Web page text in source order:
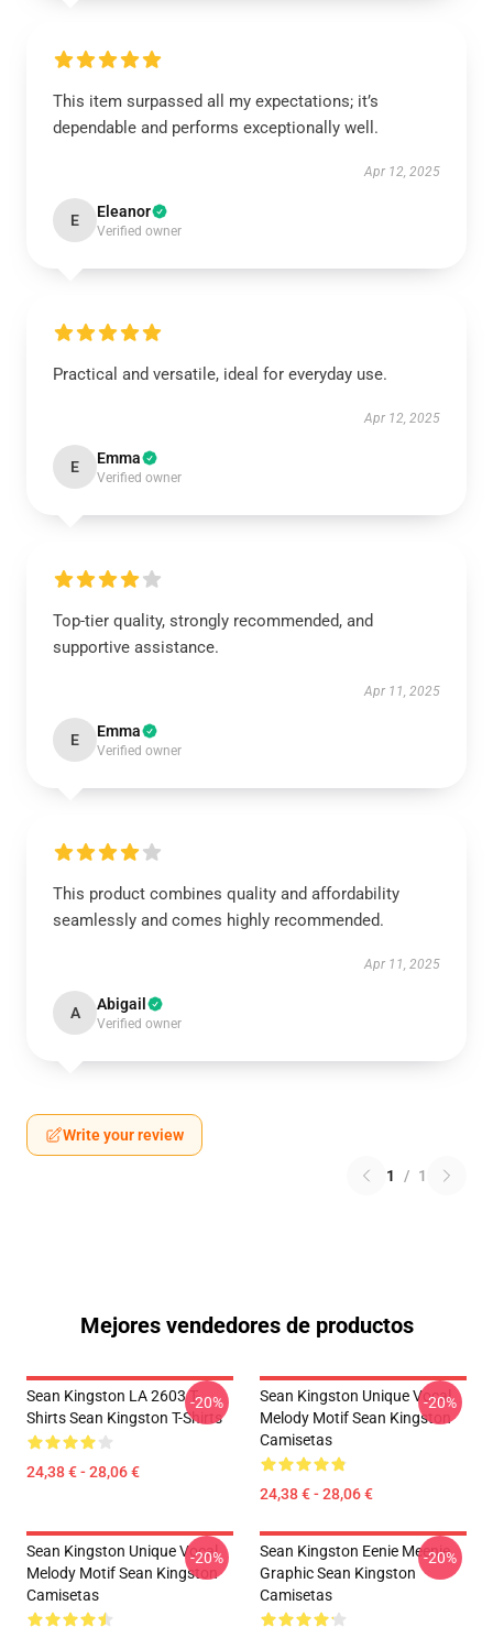
This item surpassed all my expectations; it’s
dependable and performs exceptionally well.
Apr 12, 2025
E Eleanor
Verified owner
Practical and versatile, ideal for everyday use.
Apr 12, 2025
E Emma
Verified owner
Top-tier quality, strongly recommended, and
supportive assistance.
Apr 11, 2025
E Emma
Verified owner
This product combines quality and affordability
seamlessly and comes highly recommended.
Apr 11, 2025
A Abigail
Verified owner
Write your review
1 / 1
Mejores vendedores de productos
Sean Kingston LA 2603 T-
Shirts Sean Kingston T-Shirts
24,38 € - 28,06 €
-20%
Sean Kingston Unique Vocal
Melody Motif Sean Kingston
Camisetas
24,38 € - 28,06 €
-20%
Sean Kingston Unique Vocal
Melody Motif Sean Kingston
Camisetas
-20%
Sean Kingston Eenie Meenie
Graphic Sean Kingston
Camisetas
-20%